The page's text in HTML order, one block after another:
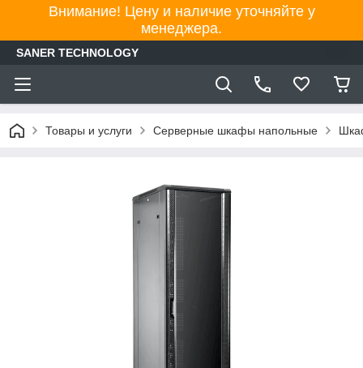
Внимание! Цену и наличие уточняйте у
менеджера.
SANER TECHNOLOGY
Товары и услуги Серверные шкафы напольные